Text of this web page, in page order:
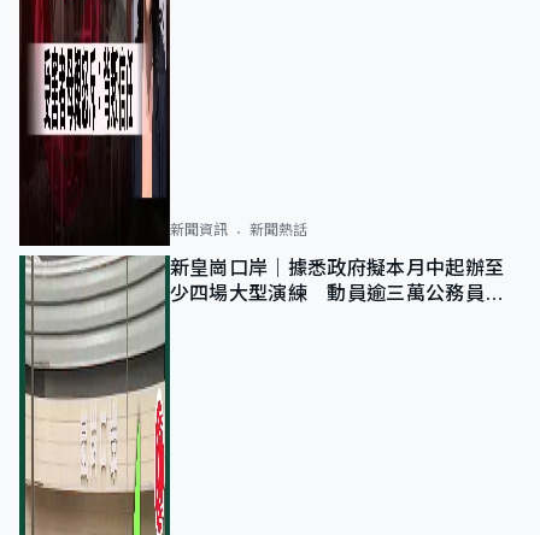
新聞資訊 新聞熱話
新皇崗口岸｜據悉政府擬本月中起辦至
少四場大型演練 動員逾三萬公務員人